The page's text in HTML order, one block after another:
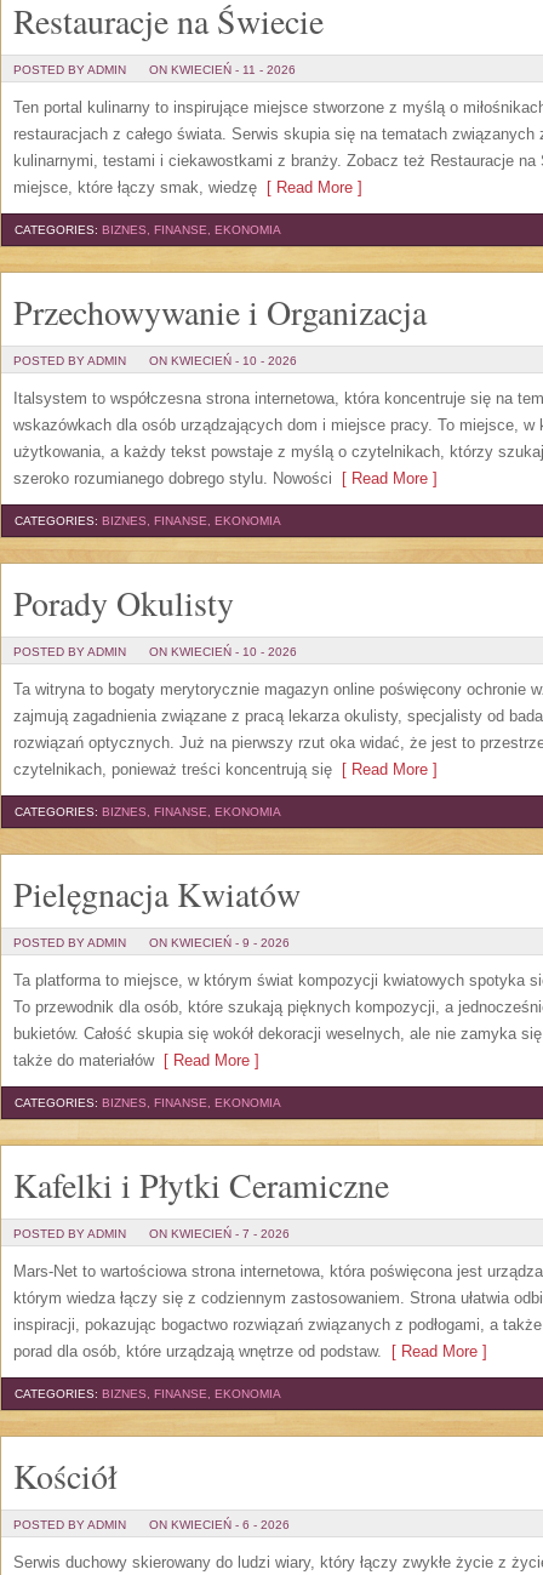
Restauracje na Świecie
POSTED BY ADMIN ON KWIECIEŃ - 11 - 2026
Ten portal kulinarny to inspirujące miejsce stworzone z myślą o
restauracjach z całego świata. Serwis skupia się na tematach
kulinarnymi, testami i ciekawostkami z branży. Zobacz też Restauracje
miejsce, które łączy smak, wiedzę [ Read More ]
CATEGORIES: BIZNES, FINANSE, EKONOMIA
Przechowywanie i Organizacja
POSTED BY ADMIN ON KWIECIEŃ - 10 - 2026
Italsystem to współczesna strona internetowa, która koncentruje się na
wskazówkach dla osób urządzających dom i miejsce pracy. To miejsce, w
użytkowania, a każdy tekst powstaje z myślą o czytelnikach, którzy
szeroko rozumianego dobrego stylu. Nowości [ Read More ]
CATEGORIES: BIZNES, FINANSE, EKONOMIA
Porady Okulisty
POSTED BY ADMIN ON KWIECIEŃ - 10 - 2026
Ta witryna to bogaty merytorycznie magazyn online poświęcony ochronie
zajmują zagadnienia związane z pracą lekarza okulisty, specjalisty od
rozwiązań optycznych. Już na pierwszy rzut oka widać, że jest to
czytelnikach, ponieważ treści koncentrują się [ Read More ]
CATEGORIES: BIZNES, FINANSE, EKONOMIA
Pielęgnacja Kwiatów
POSTED BY ADMIN ON KWIECIEŃ - 9 - 2026
Ta platforma to miejsce, w którym świat kompozycji kwiatowych spotyka
To przewodnik dla osób, które szukają pięknych kompozycji, a
bukietów. Całość skupia się wokół dekoracji weselnych, ale nie zamyka
także do materiałów[ Read More ]
CATEGORIES: BIZNES, FINANSE, EKONOMIA
Kafelki i Płytki Ceramiczne
POSTED BY ADMIN ON KWIECIEŃ - 7 - 2026
Mars-Net to wartościowa strona internetowa, która poświęcona jest
którym wiedza łączy się z codziennym zastosowaniem. Strona ułatwia
inspiracji, pokazując bogactwo rozwiązań związanych z podłogami, a
porad dla osób, które urządzają wnętrze od podstaw. [ Read More ]
CATEGORIES: BIZNES, FINANSE, EKONOMIA
Kościół
POSTED BY ADMIN ON KWIECIEŃ - 6 - 2026
Serwis duchowy skierowany do ludzi wiary, który łączy zwykłe życie z